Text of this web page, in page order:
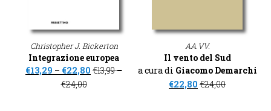
Christopher J. Bickerton
Integrazione europea
€13,29 – €22,80 €13,99–
€24,00
AA.VV.
Il vento del Sud
a cura di Giacomo Demarchi
€22,80 €24,00